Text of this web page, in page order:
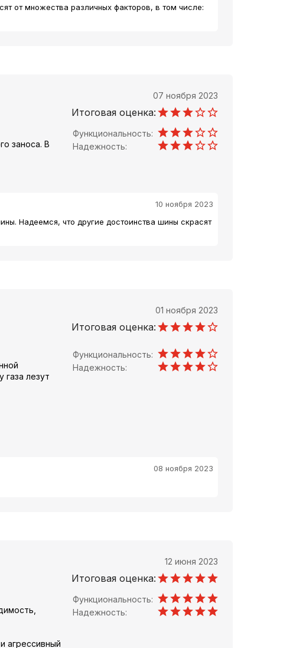
от множества различных факторов, в том числе:
07 ноября 2023
Итоговая оценка:
заноса. В
Функциональность:
Надежность:
10 ноября 2023
Надеемся, что другие достоинства шины скрасят
01 ноября 2023
Итоговая оценка:
лезут
Функциональность:
Надежность:
08 ноября 2023
12 июня 2023
Итоговая оценка:
агрессивный
Функциональность:
Надежность: